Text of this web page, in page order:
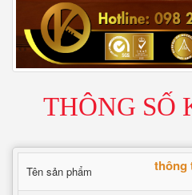
THÔNG SỐ
Tên sản phẩm thông